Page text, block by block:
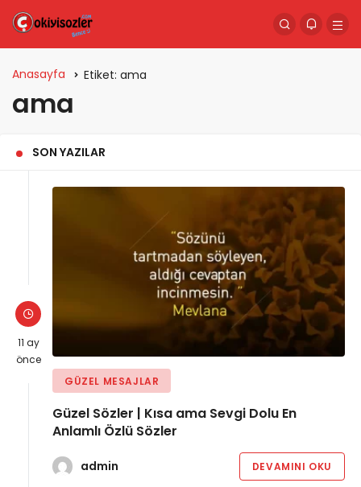
Anasayfa Etiket: ama
ama
SON YAZILAR
11 ay
önce
GÜZEL MESAJLAR
Güzel Sözler | Kısa ama Sevgi Dolu En
Anlamlı Özlü Sözler
admin DEVAMINI OKU